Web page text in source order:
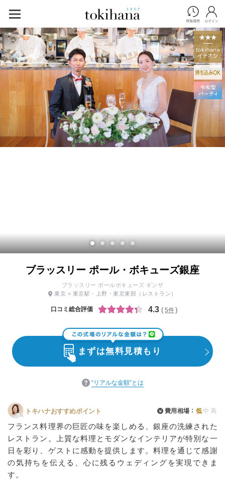
ブラッスリー ポール・ボキューズ銀座
ブラッスリー ポールボキューズ ギンザ
東京 > 東京駅・上野・東京東部 （レストラン）
口コミ総合評価 4.3 5件
まずは無料見積もり
“リアルな金額”とは
トキハナおすすめポイント 費用相場 低 中 高
フランス料理界の巨匠の味を楽しめる、銀座の洗練された
レストラン。上質な料理とモダンなインテリアが特別な一
日を彩り、ゲストに感動を提供します。料理を通じて感謝
の気持ちを伝える、心に残るウェディングを実現できま
す。